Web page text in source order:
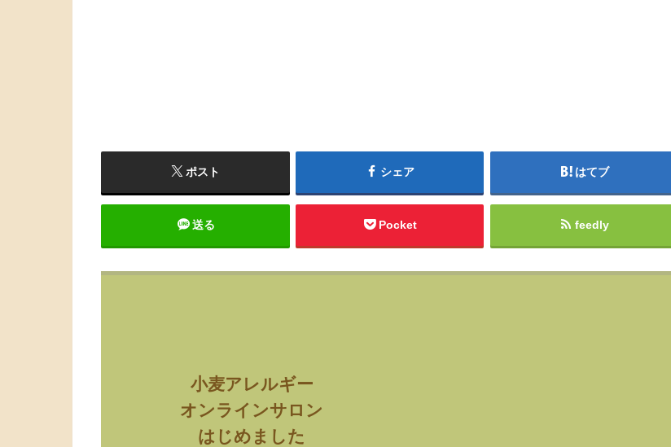
ポスト シェア はてブ
送る Pocket feedly
小麦アレルギー
オンラインサロン
はじめました